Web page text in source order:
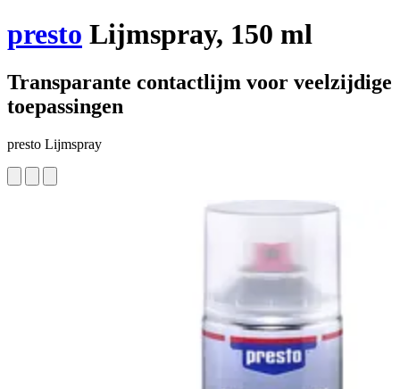
presto Lijmspray, 150 ml
Transparante contactlijm voor veelzijdige
toepassingen
presto Lijmspray